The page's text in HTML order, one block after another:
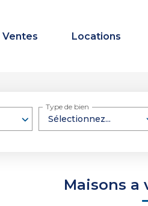
Ventes Locations
Sélectionnez...
Type de bien
Maisons a